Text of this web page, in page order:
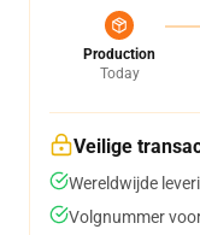
Production
Today
Veilige
Wereldwijde
Volgnummer